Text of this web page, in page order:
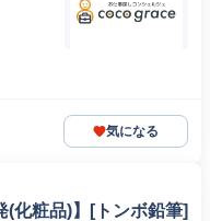
気になる
(化粧品)】[トンボ鉛筆]